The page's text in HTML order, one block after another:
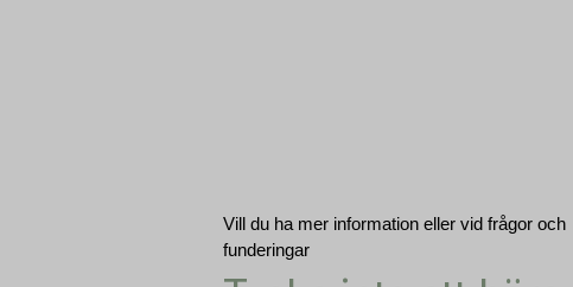
Vill du ha mer information eller vid frågor och
funderingar